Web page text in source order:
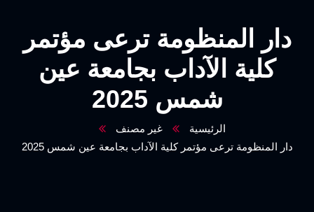
دار المنظومة ترعى مؤتمر
كلية الآداب بجامعة عين
شمس 2025
الرئيسية
غير مصنف
دار المنظومة ترعى مؤتمر كلية الآداب بجامعة عين شمس 2025